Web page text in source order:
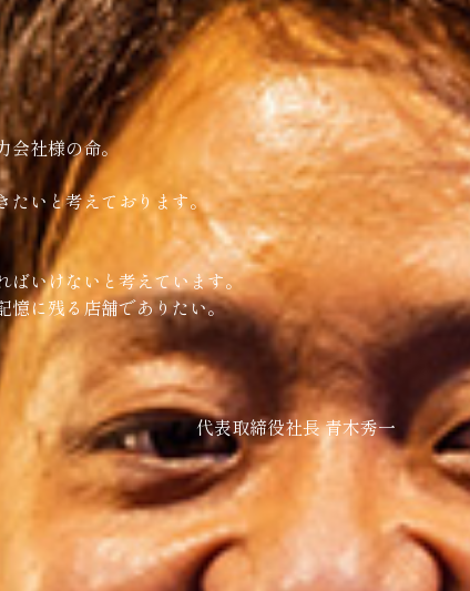
会社様の命。
たいと考えております。
ばいけないと考えています。
憶に残る店舗でありたい。
代表取締役社長 青木秀一